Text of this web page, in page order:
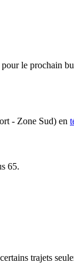
le prochain
- Zone Sud) en
65.
trajets